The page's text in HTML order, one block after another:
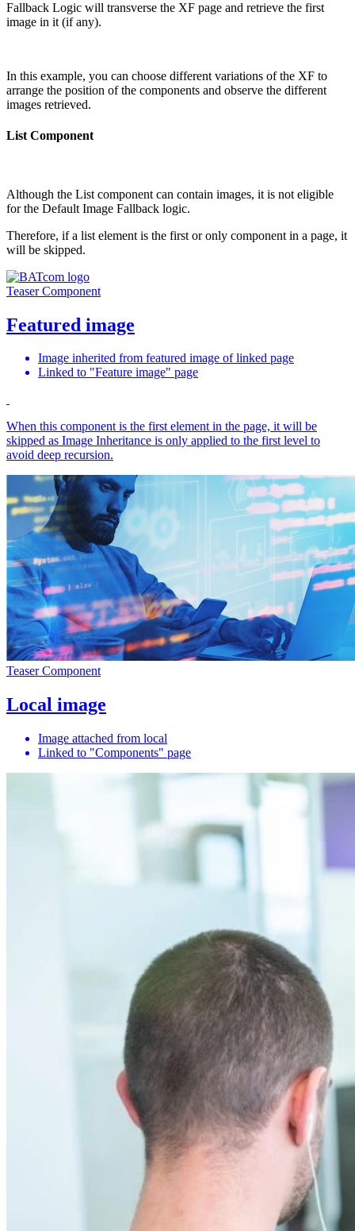
Fallback Logic will transverse the XF page and retrieve the first
image in it (if any).
In this example, you can choose different variations of the XF to
arrange the position of the components and observe the different
images retrieved.
List Component
Although the List component can contain images, it is not eligible
for the Default Image Fallback logic.
Therefore, if a list element is the first or only component in a page, it
will be skipped.
Teaser Component
Featured image
Image inherited from featured image of linked page
Linked to "Feature image" page
When this component is the first element in the page, it will be
skipped as Image Inheritance is only applied to the first level to
avoid deep recursion.
Teaser Component
Local image
Image attached from local
Linked to "Components" page